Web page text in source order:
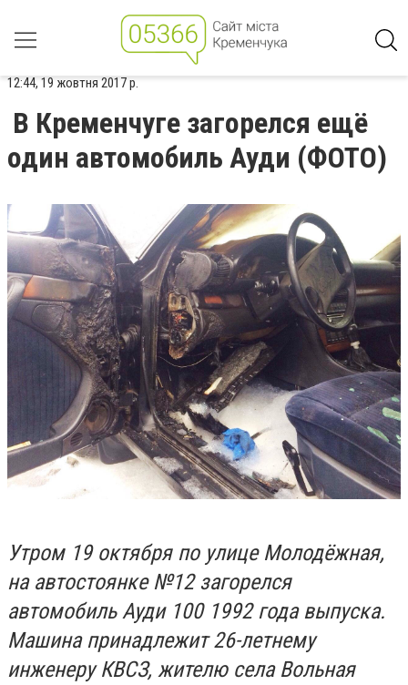
12:44, 19 жовтня 2017 р.
В Кременчуге загорелся ещё
один автомобиль Ауди (ФОТО)
Утром 19 октября по улице Молодёжная,
на автостоянке №12 загорелся
автомобиль Ауди 100 1992 года выпуска.
Машина принадлежит 26-летнему
инженеру КВСЗ, жителю села Вольная